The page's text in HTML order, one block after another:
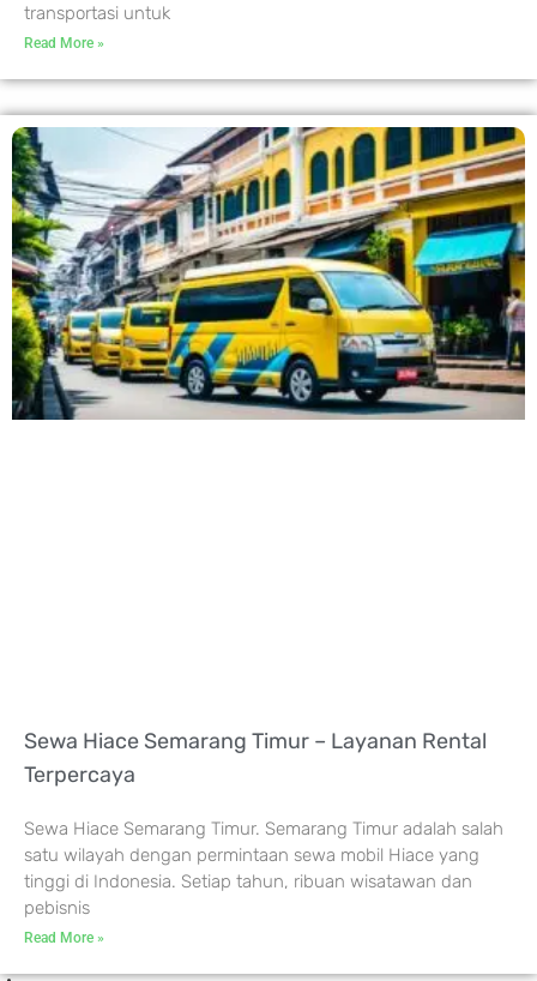
transportasi untuk
Read More »
Sewa Hiace Semarang Timur – Layanan Rental
Terpercaya
Sewa Hiace Semarang Timur. Semarang Timur adalah salah
satu wilayah dengan permintaan sewa mobil Hiace yang
tinggi di Indonesia. Setiap tahun, ribuan wisatawan dan
pebisnis
Read More »